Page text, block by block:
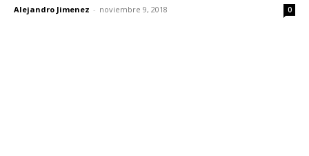
Alejandro Jimenez - noviembre 9, 2018 0